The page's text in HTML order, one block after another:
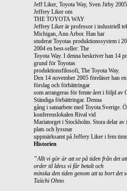
Jeff Liker, Toyota Way, Sven Jirby
Jeffrey Liker om
THE TOYOTA WAY
Jeffrey Liker är professor i industriell
Michigan, Ann Arbor. Han har
studerat Toyotas produktionssystem i
2004 en best-seller: The
Toyota Way. I denna beskriver han 14
grund för Toyotas
produktionsfilosofi, The Toyota Way.
Den 14 november 2005 föreläser han
förslag och förbättringar
som arrangeras för femte året i följd av
Ständiga förbättringar. Denna
gång i samarbete med Toyota Sverige.
konferenslokalen Rival vid
Mariatorget i Stockholm. Stora delar av
plats och lyssnar
uppmärksamt på Jeffery Liker i fem
Historien
”Allt vi gör är att se på tiden från det
order til ldess vi får betalt och
minska den tiden genom att ta bort det
Taiichi Ohno